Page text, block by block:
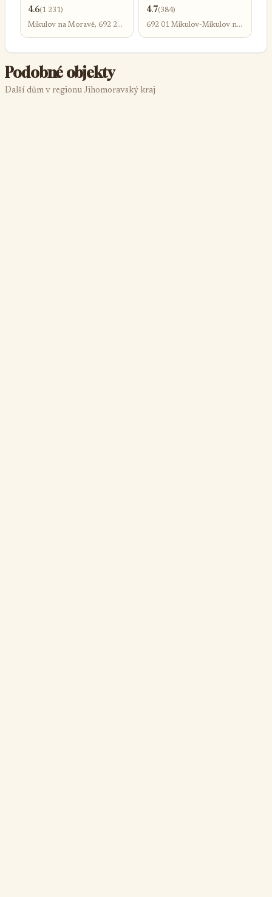
na Janičově vrchu
4.6(1 231)
Mikulov na Moravě, 692 20
4.7(384)
692 01 Mikulov-Mikulov na
Podobné objekty
Další dům v regionu Jihomoravský kraj